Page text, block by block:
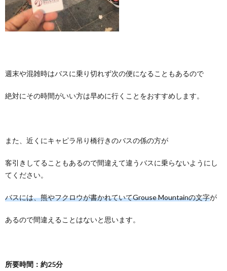
週末や混雑時はバスに乗り切れず次の便になることもあるので
絶対にその時間がいい方は早めに行くことをおすすめします。
また、近くにキャピラ吊り橋行きのバスの係の方が
客引きしてることもあるので間違えて違うバスに乗らないようにし
てください。
バスには、熊やフクロウが書かれていてGrouse Mountainの文字が
あるので間違えることはないと思います。
所要時間：約25分